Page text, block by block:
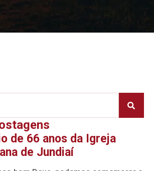
de 66 anos da Igreja
de Jundiaí